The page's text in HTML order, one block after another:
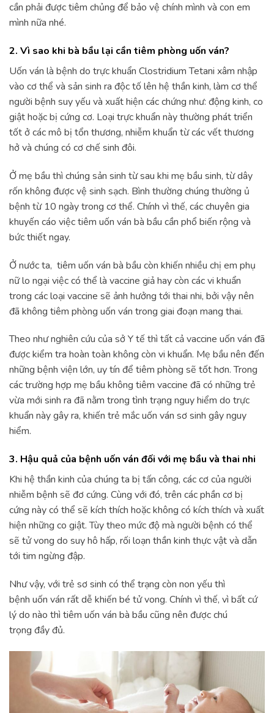
cần phải được tiêm chủng để bảo vệ chính mình và con em
mình nữa nhé.
2. Vì sao khi bà bầu lại cần tiêm phòng uốn ván?
Uốn ván là bệnh do trực khuẩn Clostridium Tetani xâm nhập
vào cơ thể và sản sinh ra độc tố lên hệ thần kinh, làm cơ thể
người bệnh suy yếu và xuất hiện các chứng như: động kinh, co
giật hoặc bị cứng cơ. Loại trực khuẩn này thường phát triển
tốt ở các mô bị tổn thương, nhiễm khuẩn từ các vết thương
hở và chúng có cơ chế sinh đôi.
Ở mẹ bầu thì chúng sản sinh từ sau khi mẹ bầu sinh, từ dây
rốn không được vệ sinh sạch. Bình thường chúng thường ủ
bệnh từ 10 ngày trong cơ thể. Chính vì thế, các chuyên gia
khuyến cáo việc tiêm uốn ván bà bầu cần phổ biến rộng và
bức thiết ngay.
Ở nước ta, tiêm uốn ván bà bầu còn khiến nhiều chị em phụ
nữ lo ngại việc có thể là vaccine giả hay còn các vi khuẩn
trong các loại vaccine sẽ ảnh hưởng tới thai nhi, bởi vậy nên
đã không tiêm phòng uốn ván trong giai đoạn mang thai.
Theo như nghiên cứu của sở Y tế thì tất cả vaccine uốn ván đã
được kiểm tra hoàn toàn không còn vi khuẩn. Mẹ bầu nên đến
những bệnh viện lớn, uy tín để tiêm phòng sẽ tốt hơn. Trong
các trường hợp mẹ bầu không tiêm vaccine đã có những trẻ
vừa mới sinh ra đã nằm trong tình trạng nguy hiểm do trực
khuẩn này gây ra, khiến trẻ mắc uốn ván sơ sinh gây nguy
hiểm.
3. Hậu quả của bệnh uốn ván đối với mẹ bầu và thai nhi
Khi hệ thần kinh của chúng ta bị tấn công, các cơ của người
nhiễm bệnh sẽ đơ cứng. Cùng với đó, trên các phần cơ bị
cứng này có thể sẽ kích thích hoặc không có kích thích và xuất
hiện những co giật. Tùy theo mức độ mà người bệnh có thể
sẽ tử vong do suy hô hấp, rối loạn thần kinh thực vật và dẫn
tới tim ngừng đập.
Như vậy, với trẻ sơ sinh có thể trạng còn non yếu thì
bệnh uốn ván rất dễ khiến bé tử vong. Chính vì thế, vì bất cứ
lý do nào thì tiêm uốn ván bà bầu cũng nên được chú
trọng đầy đủ.